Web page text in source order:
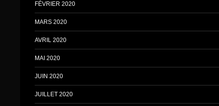
FÉVRIER 2020
MARS 2020
AVRIL 2020
MAI 2020
JUIN 2020
JUILLET 2020